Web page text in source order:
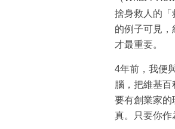
捨身救人的「
的例子可見
才最重要。
4年前，我便
腦，把維基
要有創業家的
真。只要你作